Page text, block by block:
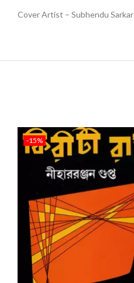
Cover Artist – Subhendu Sarkar
-15%